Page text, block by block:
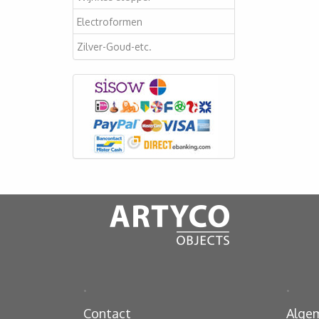
Electroformen
Zilver-Goud-etc.
.
Contact
.